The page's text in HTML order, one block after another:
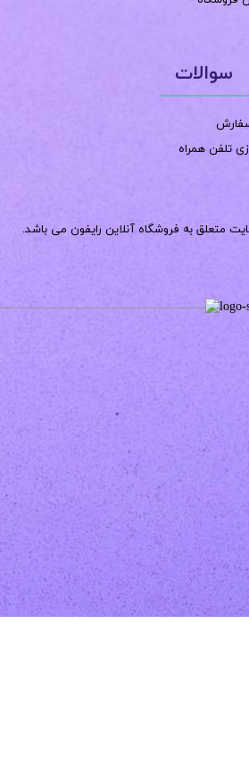
سوالات
تلفن همراه
متعلق به فروشگاه آنلاین رایفون می باشد.